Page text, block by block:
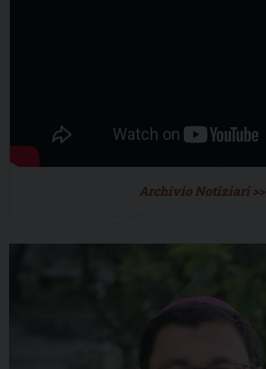
Archivio Notiziari >>